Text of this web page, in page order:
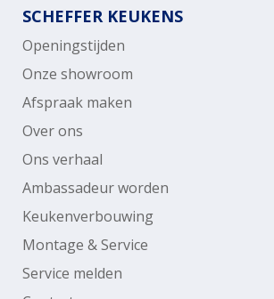
SCHEFFER KEUKENS
Openingstijden
Onze showroom
Afspraak maken
Over ons
Ons verhaal
Ambassadeur worden
Keukenverbouwing
Montage & Service
Service melden